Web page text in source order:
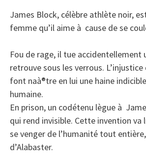
James Block, célèbre athlète noir,
femme qu’il aime à cause de se
Fou de rage, il tue accidentellement
retrouve sous les verrous.
font naà®tre en lui une haine
humaine.
En prison, un codétenu lègue à
qui rend invisible. Cette invention
se venger de l’humanité tout
d’Alabaster.